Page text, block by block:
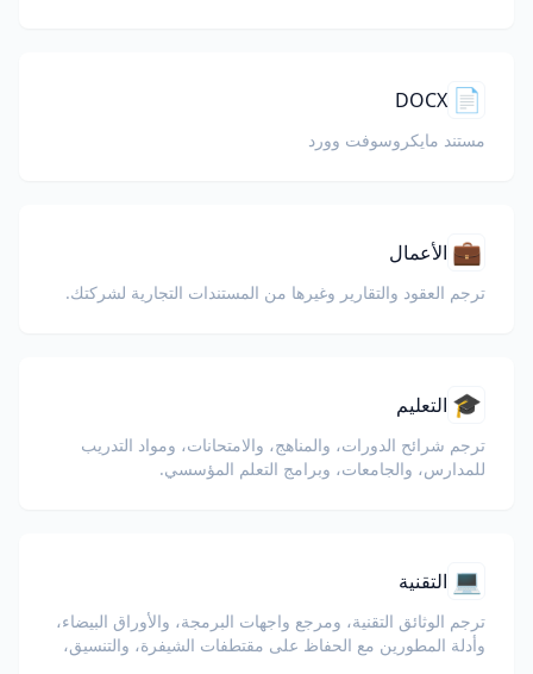
📄
DOCX
مستند مايكروسوفت وورد
💼 الأعمال
ترجم العقود والتقارير وغيرها من المستندات التجارية لشركتك.
🎓 التعليم
ترجم شرائح الدورات، والمناهج، والامتحانات، ومواد التدريب
للمدارس، والجامعات، وبرامج التعلم المؤسسي.
💻 التقنية
ترجم الوثائق التقنية، ومرجع واجهات البرمجة، والأوراق البيضاء،
وأدلة المطورين مع الحفاظ على مقتطفات الشيفرة، والتنسيق،